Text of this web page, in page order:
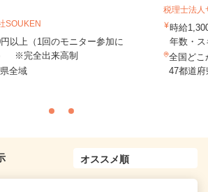
SOUKEN
以上（1回のモニター参加に
※完全出来高制
全域
税理士法人
時給
年数・
全国どこ
47都道